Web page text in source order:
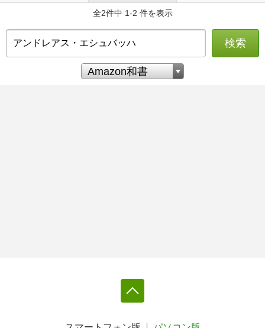
全2件中 1-2 件を表示
検索